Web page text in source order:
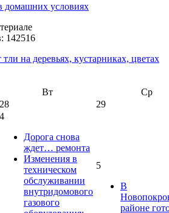
домашних условиях
142516
тли на деревьях, кустарниках, цветах
Вт
Ср
28 29
4
Дорога снова
ждет… ремонта
Изменения в
техническом
обслуживании
внутридомового
газового
5
В
районе